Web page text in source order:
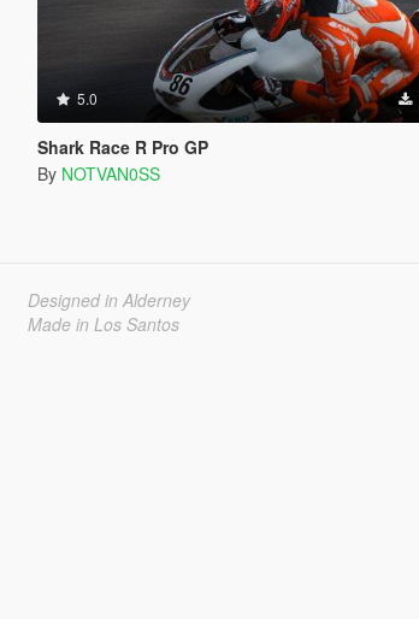
5.0
Shark Race R Pro GP
By NOTVAN0SS
Designed in Alderney
Made in Los Santos